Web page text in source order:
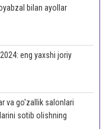
bilan ayollar
eng yaxshi joriy
va go'zallik salonlari
sotib olishning